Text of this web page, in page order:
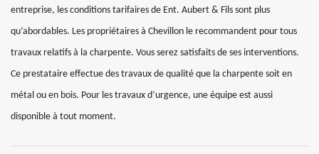
entreprise, les conditions tarifaires de Ent. Aubert & Fils sont plus
qu’abordables. Les propriétaires à Chevillon le recommandent pour tous
travaux relatifs à la charpente. Vous serez satisfaits de ses interventions.
Ce prestataire effectue des travaux de qualité que la charpente soit en
métal ou en bois. Pour les travaux d’urgence, une équipe est aussi
disponible à tout moment.